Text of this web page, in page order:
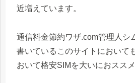
近増えています。
通信料金節約ワザ.com管理人シ
書いているこのサイトにおいて
おいて格安SIMを大いにおスス